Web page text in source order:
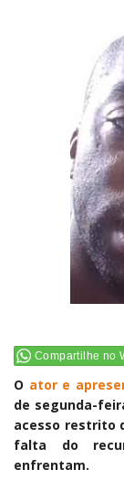
Compartilhe no
O ator e
de segunda-
acesso restrito
falta do
enfrentam.